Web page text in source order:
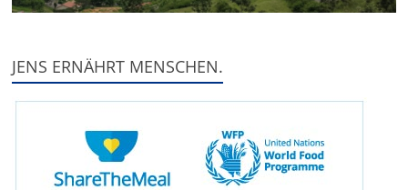
JENS ERNÄHRT MENSCHEN.